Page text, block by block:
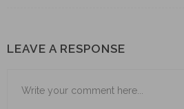
LEAVE A RESPONSE